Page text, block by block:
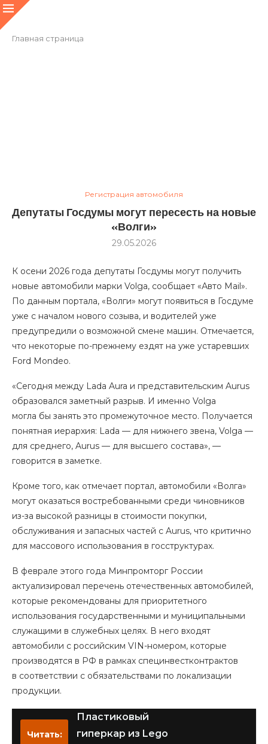
Главная страница
Регистрация автомобиля
Депутаты Госдумы могут пересесть на новые
«Волги»
29.05.2026
К осени 2026 года депутаты Госдумы могут получить
новые автомобили марки Volga, сообщает «Авто Mail».
По данным портала, «Волги» могут появиться в Госдуме
уже с началом нового созыва, и водителей уже
предупредили о возможной смене машин. Отмечается,
что некоторые по-прежнему ездят на уже устаревших
Ford Mondeo.
«Сегодня между Lada Aura и представительским Aurus
образовался заметный разрыв. И именно Volga
могла бы занять это промежуточное место. Получается
понятная иерархия: Lada — для нижнего звена, Volga —
для среднего, Aurus — для высшего состава», —
говорится в заметке.
Кроме того, как отмечает портал, автомобили «Волга»
могут оказаться востребованными среди чиновников
из-за высокой разницы в стоимости покупки,
обслуживания и запасных частей с Aurus, что критично
для массового использования в госструктурах.
В феврале этого года Минпромторг России
актуализировал перечень отечественных автомобилей,
которые рекомендованы для приоритетного
использования государственными и муниципальными
служащими в служебных целях. В него входят
автомобили с российским VIN-номером, которые
производятся в РФ в рамках специнвестконтрактов
в соответствии с обязательствами по локализации
продукции.
Читать:
Пластиковый
гиперкар из Lego